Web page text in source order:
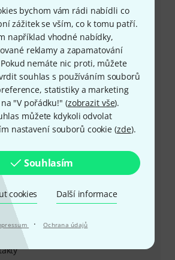
bychom vám rádi nabídli co
zážitek se vším, co k tomu patří.
například vhodné nabídky,
reklamy a zapamatování
nemáte nic proti, můžete
souhlas s používáním souborů
statistiky a marketing
"V pořádku!" (zobrazit vše).
můžete kdykoli odvolat
nastavení souborů cookie (zde).
Souhlasím
cookies Další informace
· Ochrana údajů
+49-9546-9223-649
nebo problém, kolegové ze
jsou vždy připraveni pomoci
zákaznické číslo
(CEST - Středoevropský
volání
kontaktu